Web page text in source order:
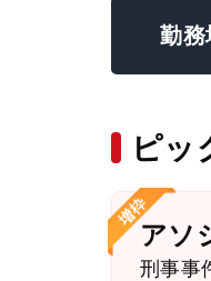
勤務
ピッ
アソ
刑事事